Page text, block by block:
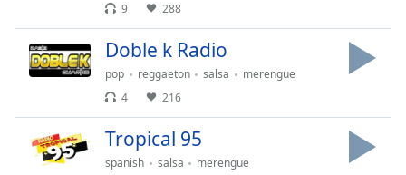
descriptions
off,
selected
subtitles
settings
opens
9
288
Doble k Radio
pop reggaeton salsa
merengue
4
216
Tropical 95
spanish salsa
merengue